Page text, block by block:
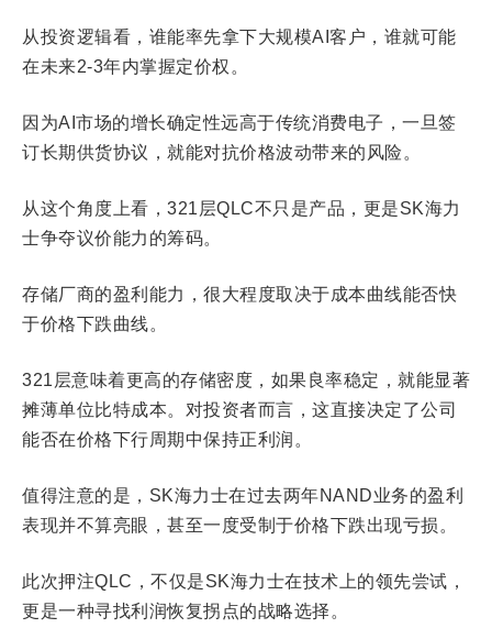
从投资逻辑看，谁能率先拿下大规模AI客户，谁就可能
在未来2-3年内掌握定价权。
因为AI市场的增长确定性远高于传统消费电子，一旦签
订长期供货协议，就能对抗价格波动带来的风险。
从这个角度上看，321层QLC不只是产品，更是SK海力
士争夺议价能力的筹码。
存储厂商的盈利能力，很大程度取决于成本曲线能否快
于价格下跌曲线。
321层意味着更高的存储密度，如果良率稳定，就能显著
摊薄单位比特成本。对投资者而言，这直接决定了公司
能否在价格下行周期中保持正利润。
值得注意的是，SK海力士在过去两年NAND业务的盈利
表现并不算亮眼，甚至一度受制于价格下跌出现亏损。
此次押注QLC，不仅是SK海力士在技术上的领先尝试，
更是一种寻找利润恢复拐点的战略选择。